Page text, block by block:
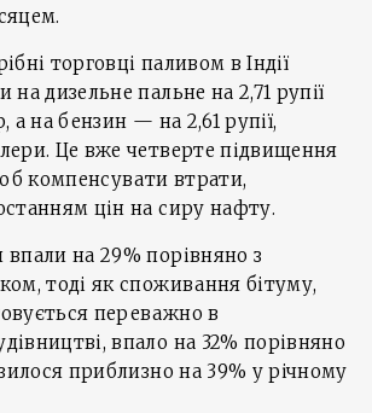
торговці паливом в Індії
на дизельне пальне на 2,71 рупії
а на бензин — на 2,61 рупії,
Це вже четверте підвищення
компенсувати втрати,
цін на сиру нафту.
на 29% порівняно з
тоді як споживання бітуму,
переважно в
впало на 32% порівняно
приблизно на 39% у річному